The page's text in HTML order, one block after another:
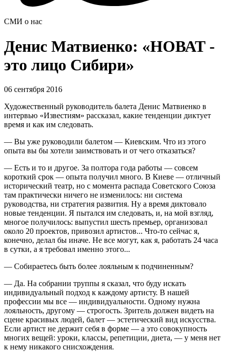
СМИ о нас
Денис Матвиенко: «НОВАТ -
это лицо Сибири»
06 сентября 2016
Художественный руководитель балета Денис Матвиенко в
интервью «Известиям» рассказал, какие тенденции диктует
время и как им следовать.
— Вы уже руководили балетом — Киевским. Что из этого
опыта вы бы хотели заимствовать и от чего отказаться?
— Есть и то и другое. За полтора года работы — совсем
короткий срок — опыта получил много. В Киеве — отличный
исторический театр, но с момента распада Советского Союза
там практически ничего не изменилось: ни система
руководства, ни стратегия развития. Ну а время диктовало
новые тенденции. Я пытался им следовать, и, на мой взгляд,
многое получилось: выпустил шесть премьер, организовал
около 20 проектов, привозил артистов... Что-то сейчас я,
конечно, делал бы иначе. Не все могут, как я, работать 24 часа
в сутки, а я требовал именно этого...
— Собираетесь быть более лояльным к подчиненным?
— Да. На собрании труппы я сказал, что буду искать
индивидуальный подход к каждому артисту. В нашей
профессии мы все — индивидуальности. Одному нужна
лояльность, другому — строгость. Зритель должен видеть на
сцене красивых людей, балет — эстетический вид искусства.
Если артист не держит себя в форме — а это совокупность
многих вещей: уроки, классы, репетиции, диета, — у меня нет
к нему никакого снисхождения.